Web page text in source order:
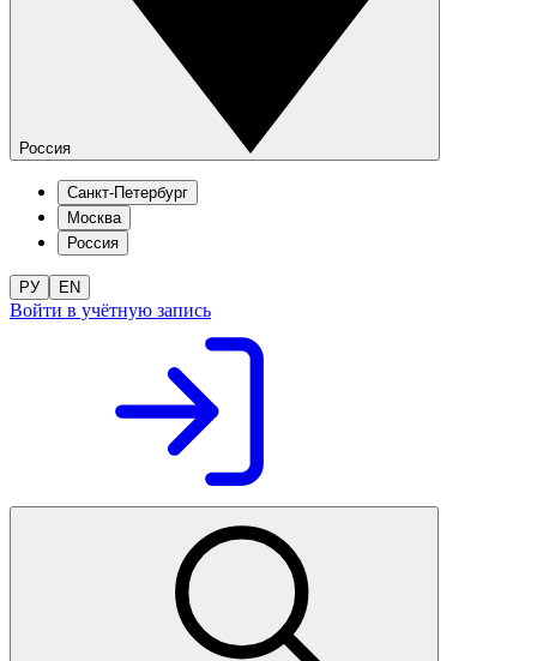
Россия
Санкт-Петербург
Москва
Россия
РУ EN
Войти в учётную запись